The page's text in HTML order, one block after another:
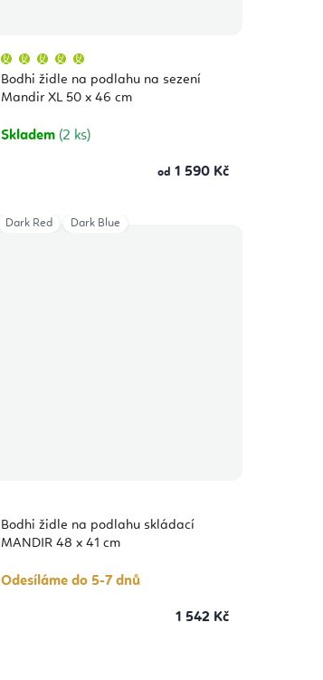
Bodhi židle na podlahu na sezení
Mandir XL 50 x 46 cm
produktu
je
5,0
hvězdiček.
Skladem (2 ks)
od 1 590 Kč
Bodhi židle na podlahu skládací
MANDIR 48 x 41 cm
Odesíláme do 5-7 dnů
1 542 Kč
Dark Red Dark Blue